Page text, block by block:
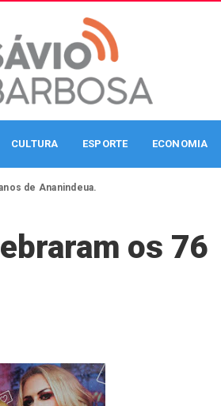
CULTURA ESPORTE ECONOMIA
de Ananindeua.
os 76